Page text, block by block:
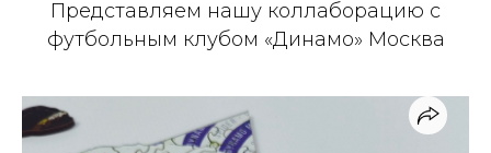
Представляем нашу коллаборацию с
футбольным клубом «Динамо» Москва